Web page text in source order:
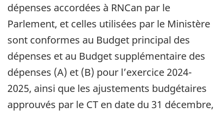
dépenses accordées à RNCan par le
Parlement, et celles utilisées par le Ministère
sont conformes au Budget principal des
dépenses et au Budget supplémentaire des
dépenses (A) et (B) pour l’exercice 2024-
2025, ainsi que les ajustements budgétaires
approuvés par le CT en date du 31 décembre,